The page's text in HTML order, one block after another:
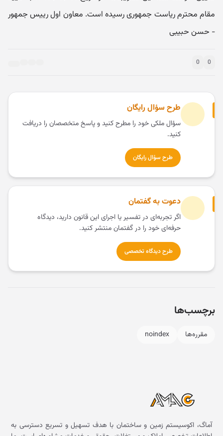
مقام محترم ریاست جمهوری رسیده است. معاون اول رییس جمهور
- حسن حبیبی
0
0
طرح سؤال رایگان
سؤال ملکی خود را مطرح کنید و پاسخ متخصصان را دریافت
کنید.
طرح سؤال رایگان
دعوت به گفتمان
اگر تجربه‌ای در تفسیر یا اجرای این قانون دارید، دیدگاه
حرفه‌ای خود را در گفتمان منتشر کنید.
طرح دیدگاه تخصصی
برچسب‌ها
مقرره‌ها noindex
آماگ، اکوسیستم زمین و ساختمان با هدف تسهیل و تسریع دسترسی به